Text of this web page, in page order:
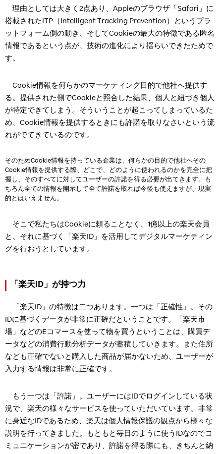
理由としては大きく2点あり、Appleのブラウザ「Safari」に
搭載されたITP（Intelligent Tracking Prevention）というプラ
ットフォーム側の動き、そしてCookieの最大の特徴である匿名
情報であるという点が、技術の進化により揺らいできたためで
す。
Cookie情報を何らかのマーケティング目的で他社へ提供す
る。提供された側でCookieと照合した結果、個人と紐づき個人
が特定できてしまう。そういうことが起こってしまっているた
め、Cookie情報を提供するときにも許諾を取りなさいという流
れがでてきているのです。
そのためCookie情報を持っている企業は、何らかの目的で他社へその
Cookie情報を提供する際、どこで、どのように使われるのかを完全に把
握し、そのすべてに対してユーザーの許諾を得る必要が出てきます。も
ちろん全ての情報を開示して全て許諾を取れば今後も使えますが、現実
的とはいえません。
そこで私たちはCookieに頼ることなく、1億以上の楽天会員
と、それに基づく「楽天ID」を活用してデジタルマーケティン
グを行おうとしています。
「楽天ID」が持つ力
「楽天ID」の特徴は二つあります。一つは「正確性」。その
IDに基づくデータが非常に正確だということです。「楽天市
場」などのEコマースを使って物を買うということは、購買デ
ータなどの消費行動分析データが蓄積していきます。また住所
なども正確でないと購入した商品が届かないため、ユーザーが
入力する情報は非常に正確です。
もう一つは「許諾」。ユーザーにはIDでログインしている状
況で、楽天の様々なサービスを使っていただいています。非常
に身近なIDであるため、楽天は個人情報保護の観点から様々な
説明を行ってきました。もともと毎日のように使うIDなのでコ
ミュニケーションが密であり、許諾を得る際にも、きちんと納